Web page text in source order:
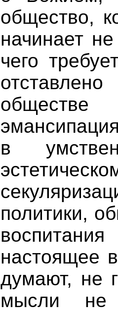
общество,
начинает
чего
обществе
в
политики,
настоящее
думают, не
мысли